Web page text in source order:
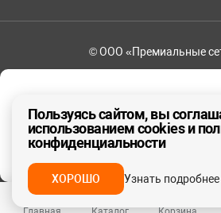
ДА, ВЕРНО
© ООО «Премиальные
Пользуясь сайтом, вы
использованием cookies и
конфиденциальности
ХОРОШО Узнать подробнее